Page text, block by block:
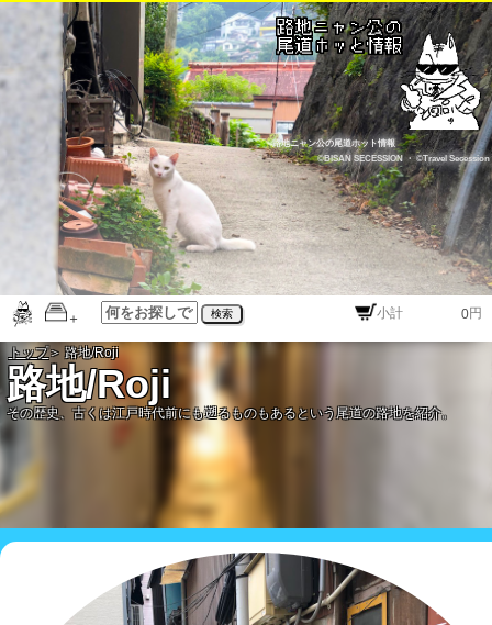
路地ニャン公の尾道ホット情報
©BISAN SECESSION
・©Travel Secession
検索 円
トップ＞ 路地/Roji
路地/Roji
その歴史、古くは江戸時代前にも遡るものもあるという尾道の路地を紹介。